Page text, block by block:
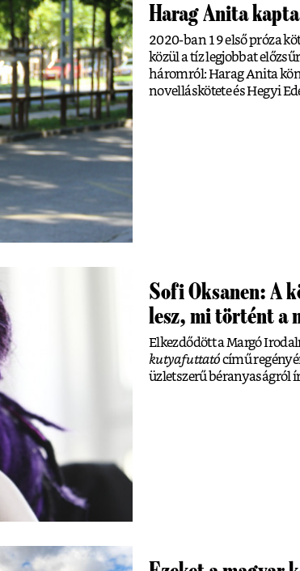
Harag Anita
2020-ban 19 első próza
közül a tíz legjobbat
háromról: Harag Anita
novelláskötete és Hegyi
Sofi Oksanen: A
lesz, mi történt a
Elkezdődött a Margó
kutyafuttatócímű
üzletszerű béranyaságról